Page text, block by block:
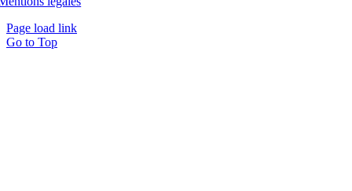
Page load link
Go to Top